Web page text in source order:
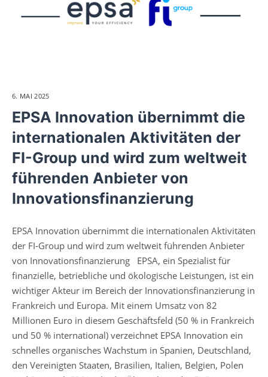
6. MAI 2025
EPSA Innovation übernimmt die
internationalen Aktivitäten der
FI-Group und wird zum weltweit
führenden Anbieter von
Innovationsfinanzierung
EPSA Innovation übernimmt die internationalen Aktivitäten
der FI-Group und wird zum weltweit führenden Anbieter
von Innovationsfinanzierung EPSA, ein Spezialist für
finanzielle, betriebliche und ökologische Leistungen, ist ein
wichtiger Akteur im Bereich der Innovationsfinanzierung in
Frankreich und Europa. Mit einem Umsatz von 82
Millionen Euro in diesem Geschäftsfeld (50 % in Frankreich
und 50 % international) verzeichnet EPSA Innovation ein
schnelles organisches Wachstum in Spanien, Deutschland,
den Vereinigten Staaten, Brasilien, Italien, Belgien, Polen